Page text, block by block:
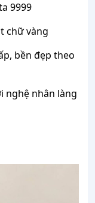
9999
chữ vàng
bền đẹp theo
nghệ nhân làng